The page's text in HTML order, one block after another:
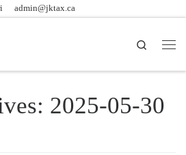
admin@jktax.ca
Search
2025-05-30